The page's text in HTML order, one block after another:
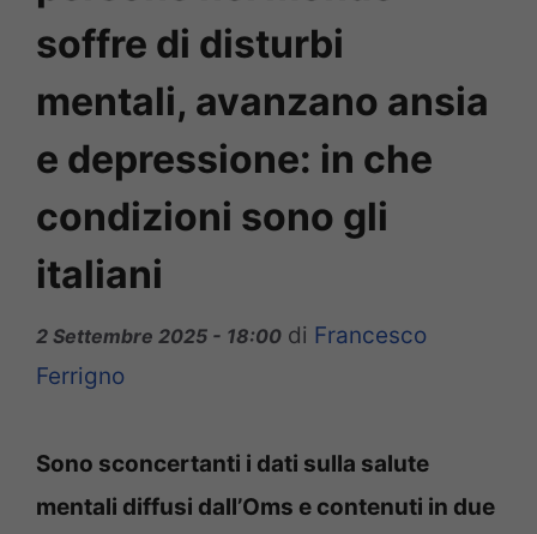
soffre di disturbi
mentali, avanzano ansia
e depressione: in che
condizioni sono gli
italiani
2 Settembre 2025 - 18:00 di Francesco
Ferrigno
Sono sconcertanti i dati sulla salute
mentali diffusi dall’Oms e contenuti in due